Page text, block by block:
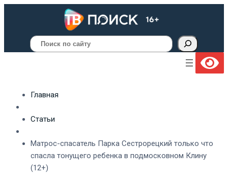
Поиск
Главная
Статьи
Матрос-спасатель Парка Сестрорецкий только что
спасла тонущего ребенка в подмосковном Клину
(12+)